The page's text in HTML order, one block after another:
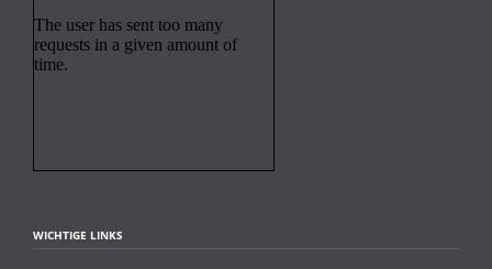
WICHTIGE LINKS